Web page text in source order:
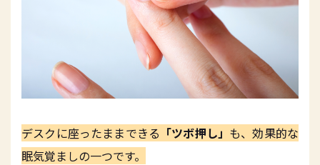
デスクに座ったままできる 「ツボ押し」 も、効果的な
眠気覚ましの一つです。